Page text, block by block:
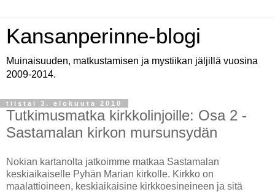
Kansanperinne-blogi
Muinaisuuden, matkustamisen ja mystiikan jäljillä vuosina
2009-2014.
tiistai 3. elokuuta 2010
Tutkimusmatka kirkkolinjoille: Osa 2 -
Sastamalan kirkon mursunsydän
Nokian kartanolta jatkoimme matkaa Sastamalan
keskiaikaiselle Pyhän Marian kirkolle. Kirkko on
maalattioineen, keskiaikaisine kirkkoesineineen ja sitä